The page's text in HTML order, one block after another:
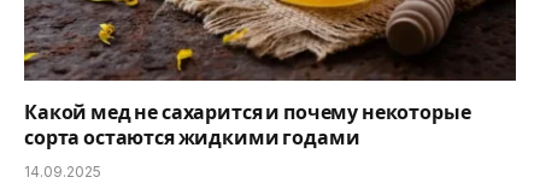
Какой мед не сахарится и почему некоторые
сорта остаются жидкими годами
14.09.2025